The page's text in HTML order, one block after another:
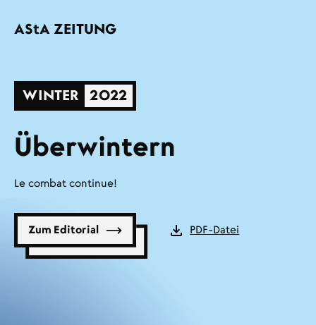
AStA ZEITUNG
WINTER 2022
Überwintern
Le combat continue!
Zum Editorial PDF-Datei